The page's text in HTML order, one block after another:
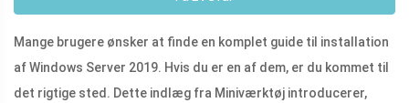
Mange brugere ønsker at finde en komplet guide til installation
af Windows Server 2019. Hvis du er en af ​​dem, er du kommet til
det rigtige sted. Dette indlæg fra Miniværktøj introducerer,